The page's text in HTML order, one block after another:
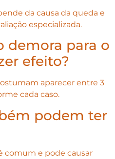
da causa da queda e
especializada.
demora para o
efeito?
aparecer entre 3
cada caso.
podem ter
comum e pode causar